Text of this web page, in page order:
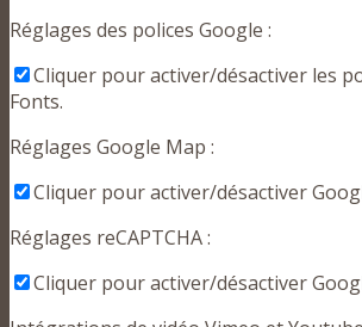
Réglages des polices Google :
Cliquer pour activer/désactiver les
Fonts.
Réglages Google Map :
Cliquer pour activer/désactiver
Réglages reCAPTCHA :
Cliquer pour activer/désactiver